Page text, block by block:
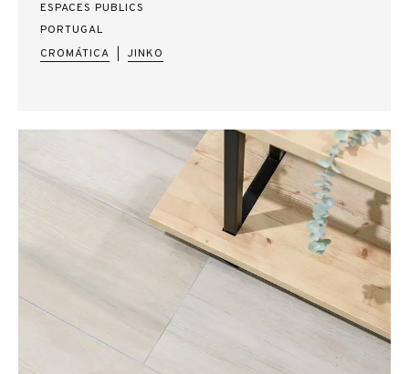
ESPACES PUBLICS
PORTUGAL
CROMÁTICA
JINKO